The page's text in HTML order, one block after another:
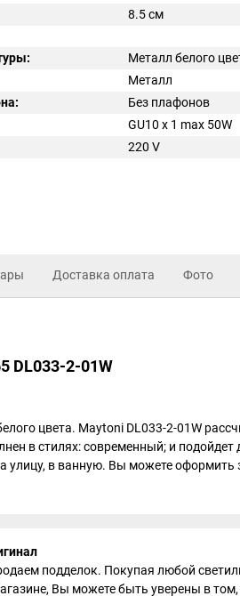
8.5 см
Металл белого
Металл
Без плафонов
GU10 x 1 max 50W
220 V
Доставка оплата Фото
DL033-2-01W
цвета. Maytoni DL033-2-01W
в стилях: современный; и
в ванную. Вы можете
подделок. Покупая любой
Вы можете быть уверены в том,